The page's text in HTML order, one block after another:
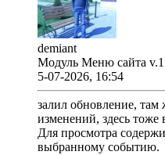
demiant
Модуль Меню сайта
5-07-2026, 16:54
залил обновление, там
изменений, здесь тоже
Для просмотра
выбранному событию.